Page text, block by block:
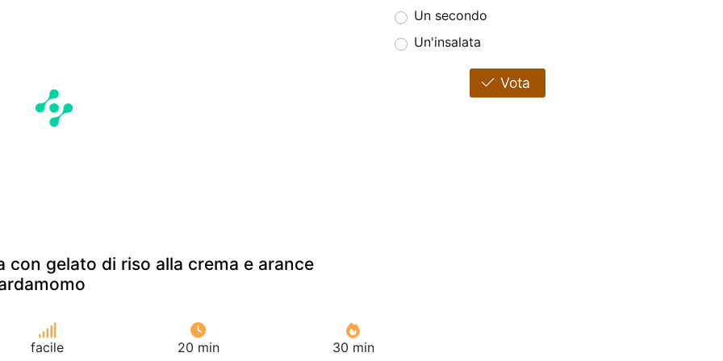
con gelato di riso alla crema e arance
facile 20 min 30 min
Un secondo
Un'insalata
Vota